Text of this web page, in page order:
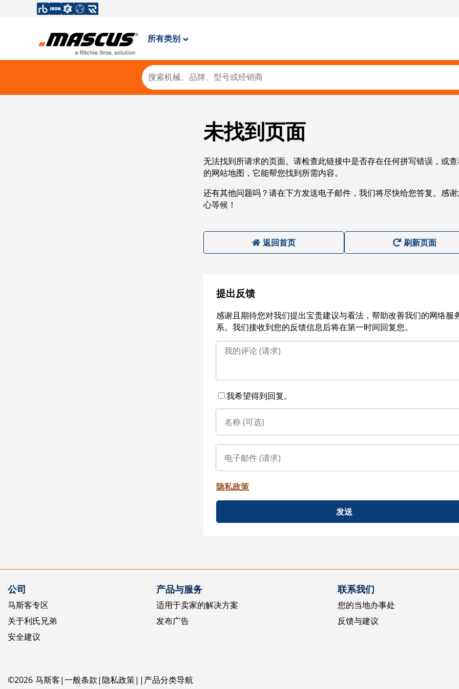
所有类别
未找到页面
无法找到所请求的页面。请检查此链接中是否存在任何拼写错误，或
的网站地图，它能帮您找到所需内容。
还有其他问题吗？请在下方发送电子邮件，我们将尽快给您答复。感
心等候！
返回首页 刷新页面
提出反馈
感谢且期待您对我们提出宝贵建议与看法，帮助改善我们的网络服
系。我们接收到您的反馈信息后将在第一时间回复您。
我希望得到回复。
隐私政策
发送
公司
马斯客专区
关于利氏兄弟
安全建议
产品与服务
适用于卖家的解决方案
发布广告
联系我们
您的当地办事处
反馈与建议
©2026 马斯客 一般条款 隐私政策 产品分类导航